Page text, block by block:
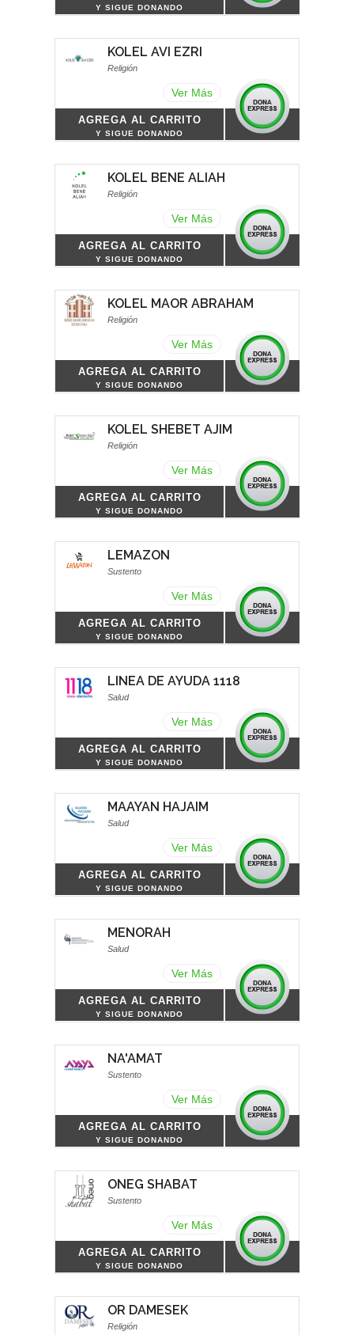
Y SIGUE DONANDO
KOLEL AVI EZRI
Religión
Ver Más
AGREGA AL CARRITO
Y SIGUE DONANDO
KOLEL BENE ALIAH
Religión
Ver Más
AGREGA AL CARRITO
Y SIGUE DONANDO
KOLEL MAOR ABRAHAM
Religión
Ver Más
AGREGA AL CARRITO
Y SIGUE DONANDO
KOLEL SHEBET AJIM
Religión
Ver Más
AGREGA AL CARRITO
Y SIGUE DONANDO
LEMAZON
Sustento
Ver Más
AGREGA AL CARRITO
Y SIGUE DONANDO
LINEA DE AYUDA 1118
Salud
Ver Más
AGREGA AL CARRITO
Y SIGUE DONANDO
MAAYAN HAJAIM
Salud
Ver Más
AGREGA AL CARRITO
Y SIGUE DONANDO
MENORAH
Salud
Ver Más
AGREGA AL CARRITO
Y SIGUE DONANDO
NA'AMAT
Sustento
Ver Más
AGREGA AL CARRITO
Y SIGUE DONANDO
ONEG SHABAT
Sustento
Ver Más
AGREGA AL CARRITO
Y SIGUE DONANDO
OR DAMESEK
Religión